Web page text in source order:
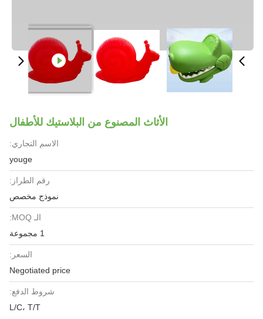
الأثاث المصنوع من البلاستيك للأطفال
الاسم التجاري:
youge
رقم الطراز:
نموذج مخصص
الـ MOQ:
السعر:
Negotiated price
شروط الدفع:
L/C، T/T